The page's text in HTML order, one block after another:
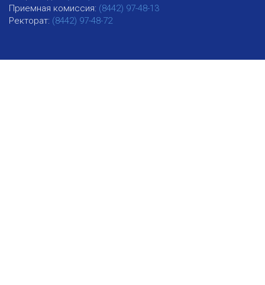
Приемная комиссия: (8442) 97-48-13
Ректорат: (8442) 97-48-72